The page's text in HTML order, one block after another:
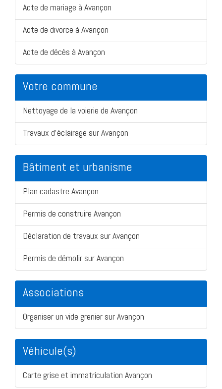
Acte de mariage à Avançon
Acte de divorce à Avançon
Acte de décès à Avançon
Votre commune
Nettoyage de la voierie de Avançon
Travaux d'éclairage sur Avançon
Bâtiment et urbanisme
Plan cadastre Avançon
Permis de construire Avançon
Déclaration de travaux sur Avançon
Permis de démolir sur Avançon
Associations
Organiser un vide grenier sur Avançon
Véhicule(s)
Carte grise et immatriculation Avançon